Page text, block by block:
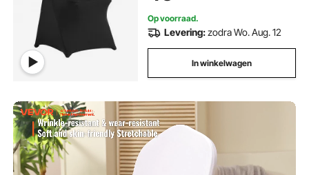
Op voorraad.
Levering:zodra Wo. Aug. 12
In winkelwagen